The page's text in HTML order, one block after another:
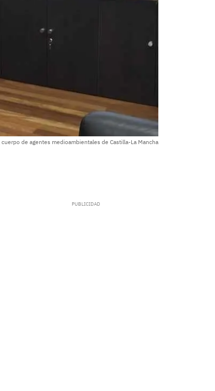
de agentes medioambientales de Castilla-La Mancha